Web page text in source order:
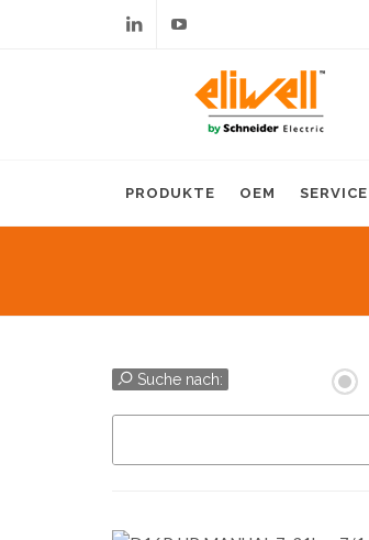
PRODUKTE OEM SERVICE
Suche nach: